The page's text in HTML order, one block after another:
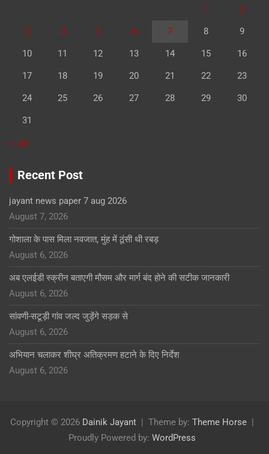
1 2
3 4 5 6 7 8 9
10 11 12 13 14 15 16
17 18 19 20 21 22 23
24 25 26 27 28 29 30
31
« Jul
Recent Post
jayant news paper 7 aug 2026
August 7, 2026
गोशाला के पास मिला नवजात, मुंह में ठूंसी थी रबड़
August 6, 2026
अब एलईडी स्क्रीन बताएगी मौसम और मार्ग बंद होने की सटीक जानकारी
August 6, 2026
सांवणी-सटूड़ी गांव जल्द जुड़ेंगे सड़क से
August 6, 2026
अभियान चलाकर शीघ्र अतिक्रमण हटाने के दिए निर्देश
August 6, 2026
Copyright © 2026 Dainik Jayant Theme by: Theme Horse
Proudly Powered by: WordPress